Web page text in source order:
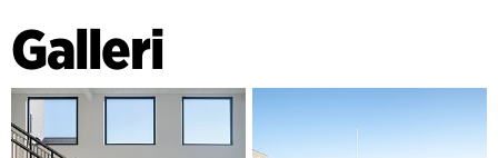
bollsporter, läktare för 180 personer, en lokal som kan
användas som lärosal eller för enklare servering samt en
spegelsal för dans och rytmik. Skolan och idrottshallen är
HBTQ-certifierade.
Galleri